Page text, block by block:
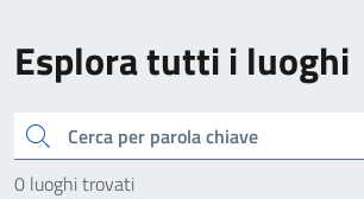
Esplora tutti i luoghi
Cerca
0 luoghi trovati